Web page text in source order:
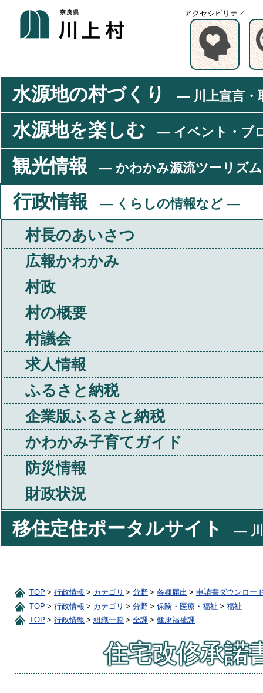
アクセシビリティ
水源地の村づくり ― 川上宣言・
水源地を楽しむ ― イベント・ブ
観光情報 ― かわかみ源流ツーリズ
行政情報 ― くらしの情報など ―
村長のあいさつ
広報かわかみ
村政
村の概要
村議会
求人情報
ふるさと納税
企業版ふるさと納税
かわかみ子育てガイド
防災情報
財政状況
移住定住ポータルサイト ―
TOP 行政情報 カテゴリ 分野 各種届出
申請書ダウンロー
TOP
行政情報 カテゴリ 分野 保険・医療・福祉
福祉
TOP
行政情報 組織一覧 全課 健康福祉課
住宅改修承諾